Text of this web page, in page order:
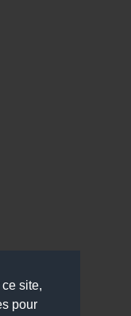
site,
pour